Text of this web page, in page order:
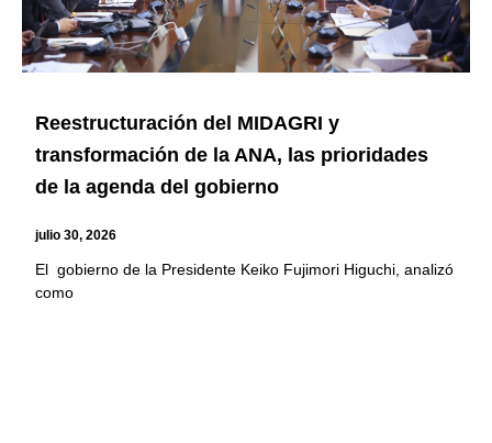
Reestructuración del MIDAGRI y
transformación de la ANA, las prioridades
de la agenda del gobierno
julio 30, 2026
El gobierno de la Presidente Keiko Fujimori Higuchi, analizó
como